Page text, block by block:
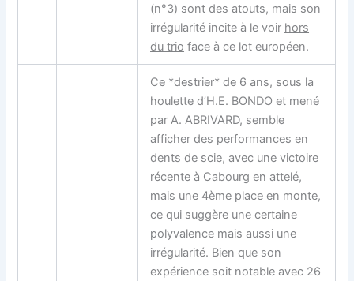
(n°3) sont des atouts, mais son
irrégularité incite à le voir hors
du trio face à ce lot européen.
Ce *destrier* de 6 ans, sous la
houlette d’H.E. BONDO et mené
par A. ABRIVARD, semble
afficher des performances en
dents de scie, avec une victoire
récente à Cabourg en attelé,
mais une 4ème place en monte,
ce qui suggère une certaine
polyvalence mais aussi une
irrégularité. Bien que son
expérience soit notable avec 26